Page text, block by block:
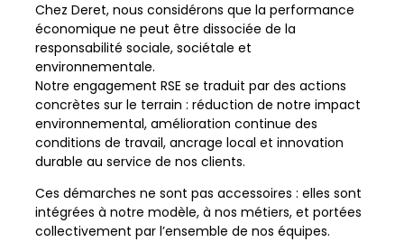
Chez Deret, nous considérons que la performance
économique ne peut être dissociée de la
responsabilité sociale, sociétale et
environnementale.
Notre engagement RSE se traduit par des actions
concrètes sur le terrain : réduction de notre impact
environnemental, amélioration continue des
conditions de travail, ancrage local et innovation
durable au service de nos clients.
Ces démarches ne sont pas accessoires : elles sont
intégrées à notre modèle, à nos métiers, et portées
collectivement par l’ensemble de nos équipes.